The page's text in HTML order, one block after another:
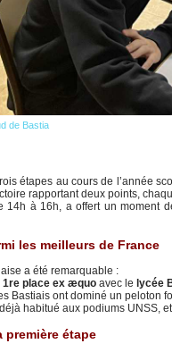
de Bastia
étapes au cours de l’année
rapportant deux points,
à 16h, a offert un moment
les meilleurs de France
a été remarquable :
1re place ex æquo avec lelycée
Bastiais ont dominé un peloton
habitué aux podiums UNSS,
première étape